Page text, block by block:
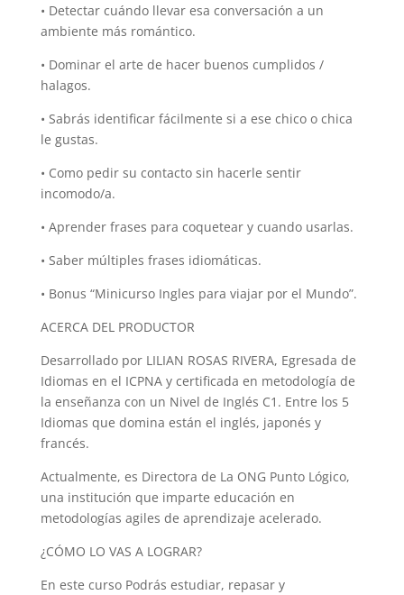
• Detectar cuándo llevar esa conversación a un
ambiente más romántico.
• Dominar el arte de hacer buenos cumplidos /
halagos.
• Sabrás identificar fácilmente si a ese chico o chica
le gustas.
• Como pedir su contacto sin hacerle sentir
incomodo/a.
• Aprender frases para coquetear y cuando usarlas.
• Saber múltiples frases idiomáticas.
• Bonus “Minicurso Ingles para viajar por el Mundo”.
ACERCA DEL PRODUCTOR
Desarrollado por LILIAN ROSAS RIVERA, Egresada de
Idiomas en el ICPNA y certificada en metodología de
la enseñanza con un Nivel de Inglés C1. Entre los 5
Idiomas que domina están el inglés, japonés y
francés.
Actualmente, es Directora de La ONG Punto Lógico,
una institución que imparte educación en
metodologías agiles de aprendizaje acelerado.
¿CÓMO LO VAS A LOGRAR?
En este curso Podrás estudiar, repasar y